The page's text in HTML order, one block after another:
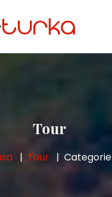
Tour
Tour Categorie